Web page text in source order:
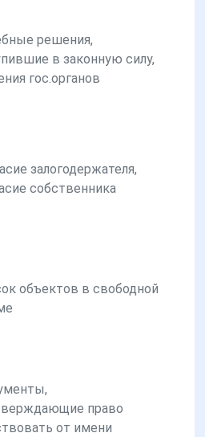
решения,
в законную силу,
гос.органов
залогодержателя,
собственника
объектов в свободной
право
от имени